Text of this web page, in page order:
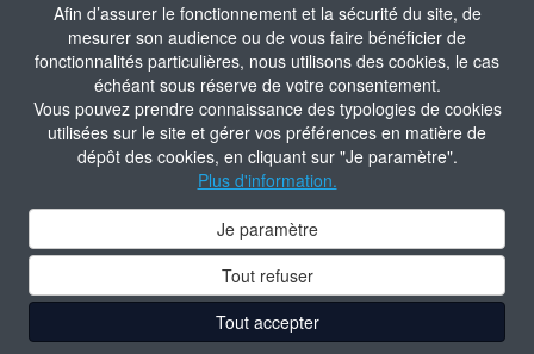
Afin d’assurer le fonctionnement et la sécurité du site, de
mesurer son audience ou de vous faire bénéficier de
fonctionnalités particulières, nous utilisons des cookies, le cas
échéant sous réserve de votre consentement.
Vous pouvez prendre connaissance des typologies de cookies
utilisées sur le site et gérer vos préférences en matière de
dépôt des cookies, en cliquant sur "Je paramètre".
Plus d'information.
Je paramètre
Tout refuser
Tout accepter